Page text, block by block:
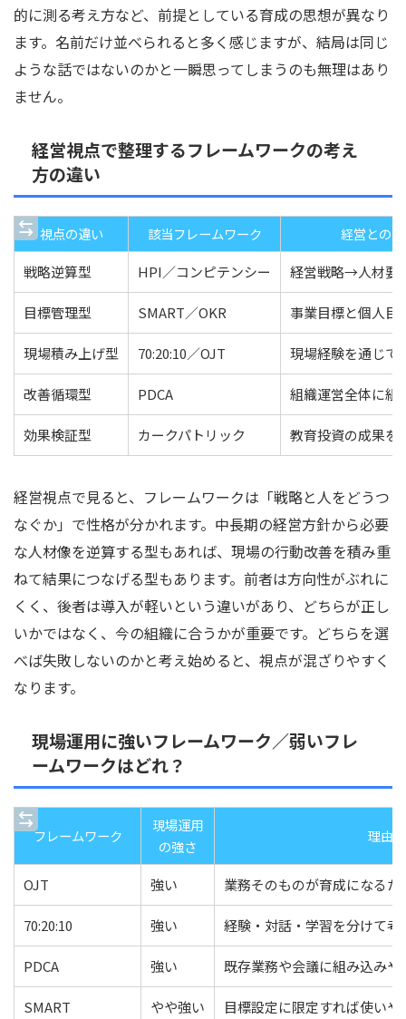
的に測る考え方など、前提としている育成の思想が異なり
ます。名前だけ並べられると多く感じますが、結局は同じ
ような話ではないのかと一瞬思ってしまうのも無理はあり
ません。
経営視点で整理するフレームワークの考え
方の違い
視点の違い 該当フレームワーク
経営との
戦略逆算型
HPI／コンピテンシー 経営戦略→人材要
目標管理型 SMART／OKR 事業目標と個人目
現場積み上げ型 70:20:10／OJT 現場経験を通じて
改善循環型 PDCA 組織運営全体に組
効果検証型 カークパトリック 教育投資の成果を
経営視点で見ると、フレームワークは「戦略と人をどうつ
なぐか」で性格が分かれます。中長期の経営方針から必要
な人材像を逆算する型もあれば、現場の行動改善を積み重
ねて結果につなげる型もあります。前者は方向性がぶれに
くく、後者は導入が軽いという違いがあり、どちらが正し
いかではなく、今の組織に合うかが重要です。どちらを選
べば失敗しないのかと考え始めると、視点が混ざりやすく
なります。
現場運用に強いフレームワーク／弱いフレ
ームワークはどれ？
フレームワーク
現場運用
の強さ
理由
OJT 強い 業務そのものが育成になる
70:20:10 強い 経験・対話・学習を分けて
PDCA 強い 既存業務や会議に組み込みや
SMART やや強い 目標設定に限定すれば使いや